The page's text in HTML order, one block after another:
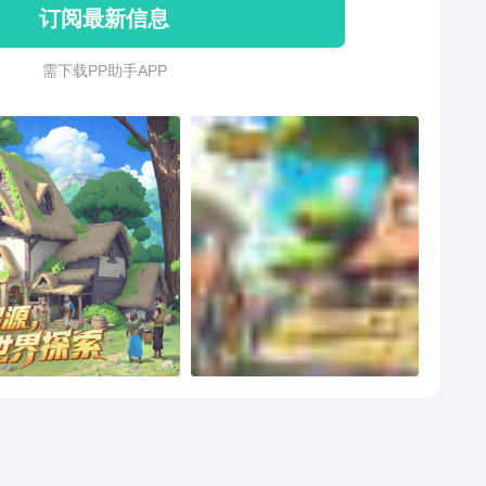
订阅最新信息
需 下 载 P P 助 手 A P P